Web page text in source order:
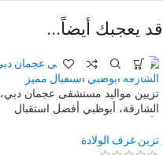
قد يعجبك أيضاً…
تزيين مواليد مستشفى عجمان دبي،
الشارقة، أبوظبي أفضل استقبال
تزين غرف الولادة